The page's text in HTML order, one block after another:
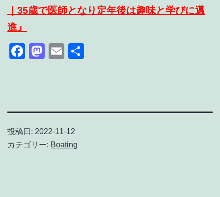
｜35歳で医師となり定年後は趣味と学びに邁
進』
Facebook
Mastodon
Email
投稿日: 2022-11-12
カテゴリー: Boating